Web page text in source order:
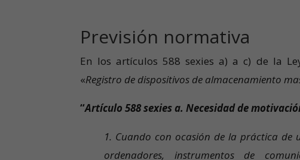
Previsión normativa
En los artículos 588 sexies a) a c) de la
«Registro de dispositivos de almacenamiento
“Artículo 588 sexies a. Necesidad de
1. Cuando con ocasión de la práctica de
ordenadores, instrumentos de